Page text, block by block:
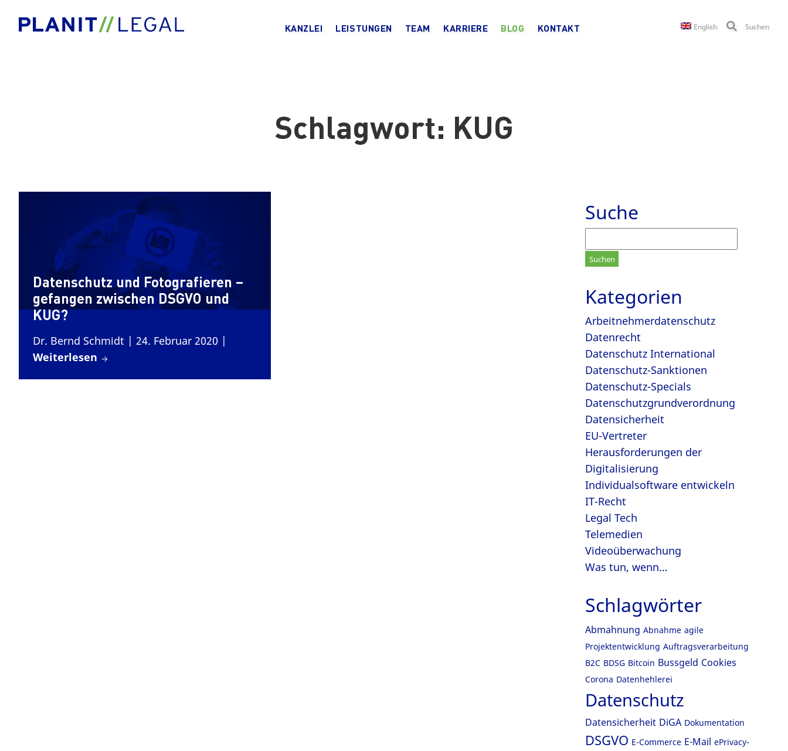
KANZLEI LEISTUNGEN TEAM KARRIERE BLOG KONTAKT English Suchen
Schlagwort: KUG
Datenschutz und Fotografieren –
gefangen zwischen DSGVO und
KUG?
Dr. Bernd Schmidt | 24. Februar 2020 |
Weiterlesen
Suche
nach:
Kategorien
Arbeitnehmerdatenschutz
Datenrecht
Datenschutz International
Datenschutz-Sanktionen
Datenschutz-Specials
Datenschutzgrundverordnung
Datensicherheit
EU-Vertreter
Herausforderungen der
Digitalisierung
Individualsoftware entwickeln
IT-Recht
Legal Tech
Telemedien
Videoüberwachung
Was tun, wenn…
Schlagwörter
Abmahnung Abnahme agile
Projektentwicklung Auftragsverarbeitung
B2C BDSG Bitcoin Bussgeld Cookies
Corona Datenhehlerei
Datenschutz
Datensicherheit DiGA Dokumentation
DSGVO E-Commerce E-Mail ePrivacy-